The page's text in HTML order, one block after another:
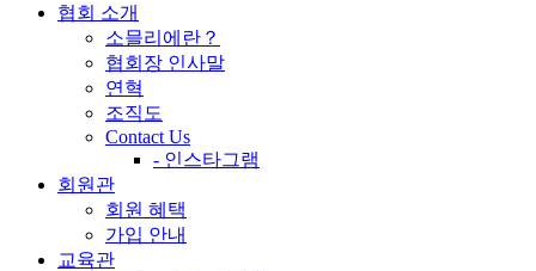
협회 소개
소믈리에란？
협회장 인사말
연혁
조직도
Contact Us
- 인스타그램
회원관
회원 혜택
가입 안내
교육관